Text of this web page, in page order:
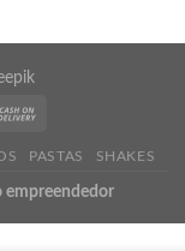
PASTAS SHAKES
empreendedor